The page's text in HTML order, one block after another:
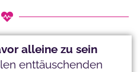
alleine zu sein
enttäuschenden